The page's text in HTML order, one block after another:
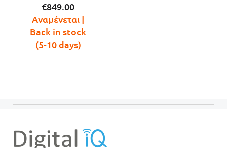
was:
€879.00.
€849.00
τρέχουσα
τιμή
είναι:
Αναμένεται |
Back in stock
(5-10 days)